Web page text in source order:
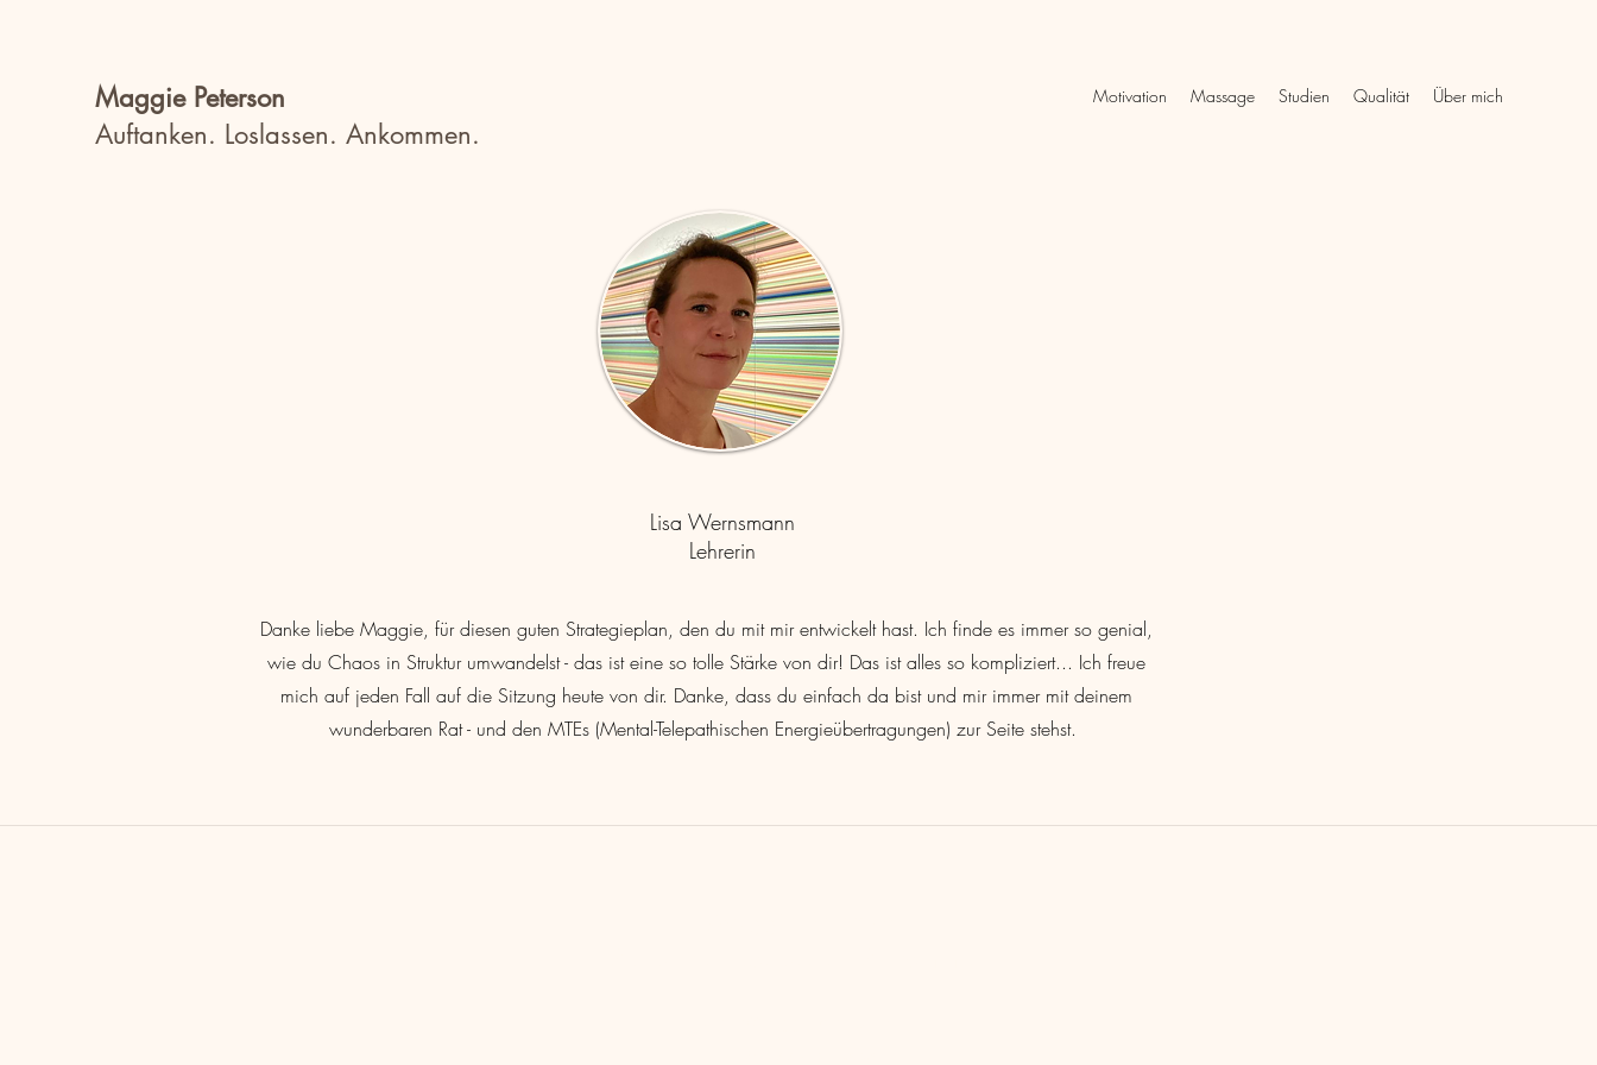
Maggie Peterson
Auftanken. Loslassen. Ankommen.
Motivation Massage Studien Qualität Über mich
Lisa Wernsmann
Lehrerin
Danke liebe Maggie, für diesen guten Strategieplan, den du mit mir entwickelt hast. Ich finde es immer so genial,
wie du Chaos in Struktur umwandelst - das ist eine so tolle Stärke von dir! Das ist alles so kompliziert... Ich freue
mich auf jeden Fall auf die Sitzung heute von dir. Danke, dass du einfach da bist und mir immer mit deinem
wunderbaren Rat - und den MTEs (Mental-Telepathischen Energieübertragungen) zur Seite stehst.